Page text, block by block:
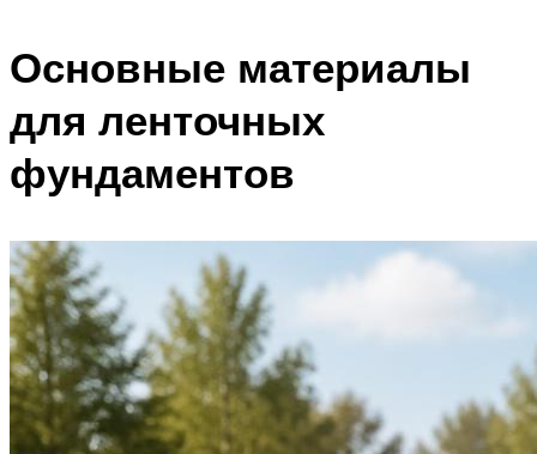
Основные материалы
для ленточных
фундаментов